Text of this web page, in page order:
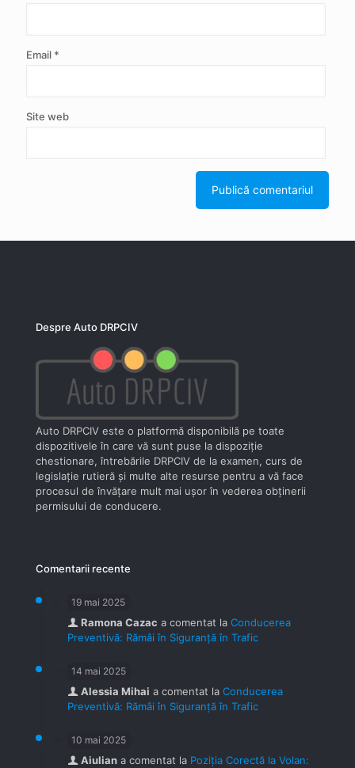
Email *
Site web
Despre Auto DRPCIV
Auto DRPCIV este o platformă disponibilă pe toate
dispozitivele în care vă sunt puse la dispoziţie
chestionare, întrebările DRPCIV de la examen, curs de
legislaţie rutieră şi multe alte resurse pentru a vă face
procesul de învăţare mult mai uşor în vederea obţinerii
permisului de conducere.
Comentarii recente
19 mai 2025
Ramona Cazac a comentat la Conducerea
Preventivă: Rămâi în Siguranță în Trafic
14 mai 2025
Alessia Mihai a comentat la Conducerea
Preventivă: Rămâi în Siguranță în Trafic
10 mai 2025
Aiulian a comentat la Poziția Corectă la Volan: